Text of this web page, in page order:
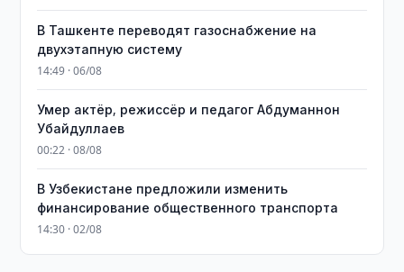
В Ташкенте переводят газоснабжение на
двухэтапную систему
14:49 · 06/08
Умер актёр, режиссёр и педагог Абдуманнон
Убайдуллаев
00:22 · 08/08
В Узбекистане предложили изменить
финансирование общественного транспорта
14:30 · 02/08